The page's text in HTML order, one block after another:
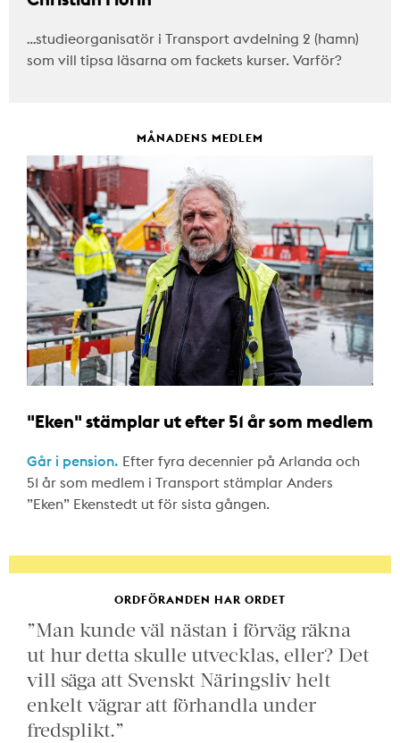
…studieorganisatör i Transport avdelning 2 (hamn)
som vill tipsa läsarna om fackets kurser. Varför?
MÅNADENS MEDLEM
"Eken" stämplar ut efter 51 år som medlem
Går i pension. Efter fyra decennier på Arlanda och
51 år som medlem i Transport stämplar Anders
”Eken” Ekenstedt ut för sista gången.
ORDFÖRANDEN HAR ORDET
”Man kunde väl nästan i förväg räkna
ut hur detta skulle utvecklas, eller? Det
vill säga att Svenskt Näringsliv helt
enkelt vägrar att förhandla under
fredsplikt.”